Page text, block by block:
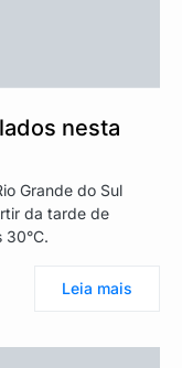
nesta
Grande do Sul
da tarde de
30°C.
Leia mais